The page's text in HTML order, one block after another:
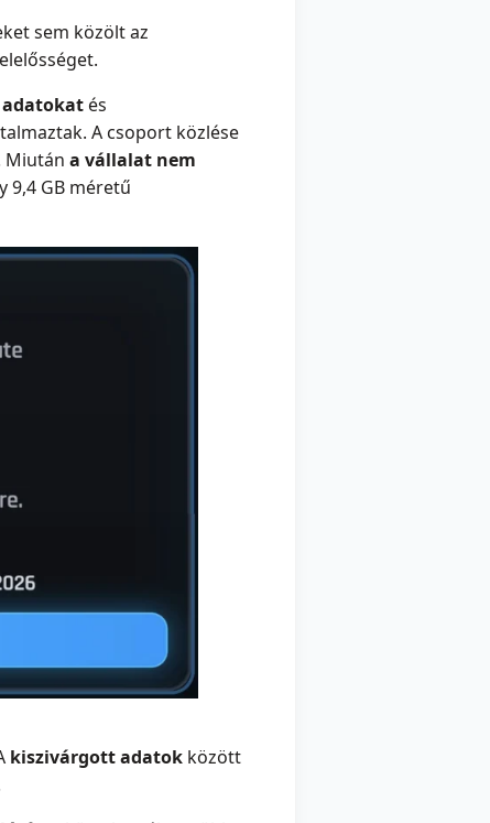
sem közölt az
és
A csoport közlése
a vállalat nem
9,4 GB méretű
kiszivárgott adatok között